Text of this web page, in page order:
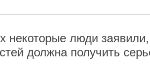
некоторые люди
должна получить